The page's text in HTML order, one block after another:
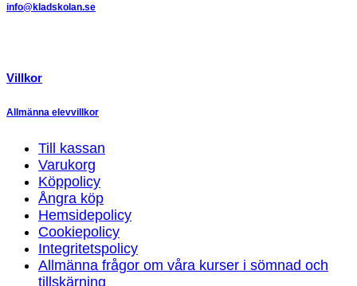
info@kladskolan.se
Villkor
Allmänna elevvillkor
Till kassan
Varukorg
Köppolicy
Ångra köp
Hemsidepolicy
Cookiepolicy
Integritetspolicy
Allmänna frågor om våra kurser i sömnad och
tillskärning